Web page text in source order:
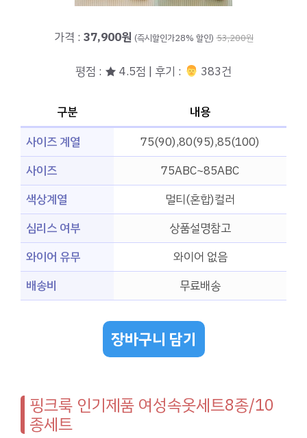
가격 : 37,900원 (즉시할인가28% 할인) 53,200원
평점 : ★ 4.5점 | 후기 : ‍‍ 383건
구분
내용
사이즈 계열
75(90),80(95),85(100)
사이즈
75ABC~85ABC
색상계열
멀티(혼합)컬러
심리스 여부
상품설명참고
와이어 유무
와이어 없음
배송비
무료배송
장바구니 담기
핑크룩 인기제품 여성속옷세트8종/10
종세트